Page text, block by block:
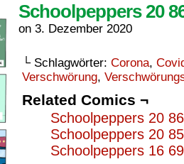
Schoolpeppers 20
on 3. Dezember 2020
└ Schlagwörter: Corona,
Verschwörung,
Related Comics ¬
Schoolpeppers 20
Schoolpeppers 20
Schoolpeppers 16